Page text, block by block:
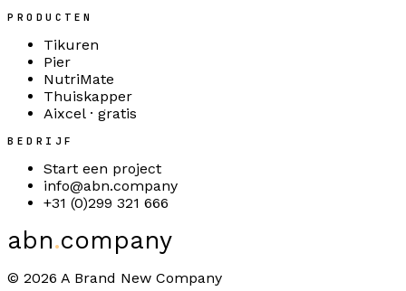
PRODUCTEN
Tikuren
Pier
NutriMate
Thuiskapper
Aixcel · gratis
BEDRIJF
Start een project
info@abn.company
+31 (0)299 321 666
abn.company
© 2026 A Brand New Company